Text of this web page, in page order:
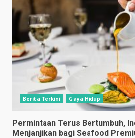
Berita Terkini Gaya Hidup
Permintaan Terus Bertumbuh,
Menjanjikan bagi Seafood